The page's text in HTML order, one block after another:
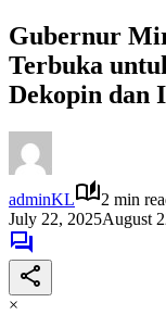
Gubernur
Terbuka
Dekopin dan
adminKL
2 min
July 22, 2025August
×